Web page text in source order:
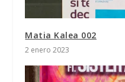
Matia Kalea 002
2 enero 2023